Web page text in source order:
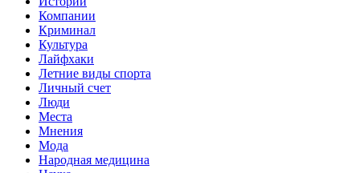
Компании
Криминал
Культура
Лайфхаки
Летние виды спорта
Личный счет
Люди
Места
Мнения
Мода
Народная медицина